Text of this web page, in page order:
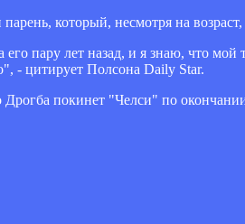
который, несмотря на
пару лет назад, и я знаю, что мой
- цитирует Полсона Daily Star.
Дрогба покинет "Челси" по